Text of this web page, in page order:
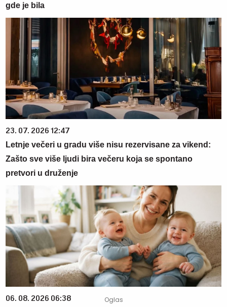
gde je bila
23. 07. 2026 12:47
Letnje večeri u gradu više nisu rezervisane za vikend:
Zašto sve više ljudi bira večeru koja se spontano
pretvori u druženje
06. 08. 2026 06:38